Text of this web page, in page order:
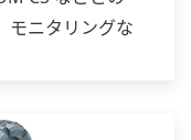
モニタリングな
、圧力計または